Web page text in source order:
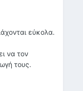
εύκολα.
να τον
τους.